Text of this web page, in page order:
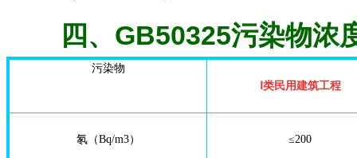
四、GB50325污染物浓
污染物
Ⅰ类民用建筑工程
氡（Bq/m3） ≤200